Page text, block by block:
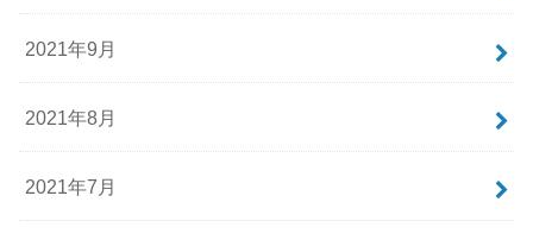
2021年9月
2021年8月
2021年7月